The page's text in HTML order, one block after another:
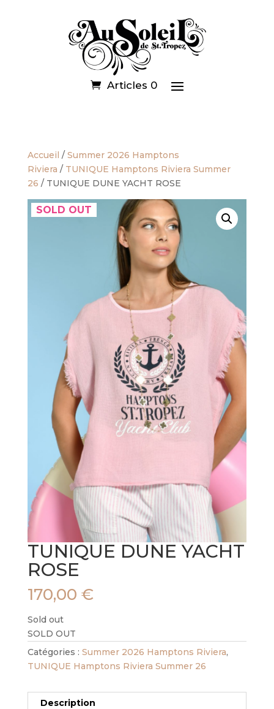
Articles 0
Accueil / Summer 2026 Hamptons
Riviera / TUNIQUE Hamptons Riviera Summer
26 / TUNIQUE DUNE YACHT ROSE
SOLD OUT
TUNIQUE DUNE YACHT
ROSE
170,00 €
Sold out
SOLD OUT
Catégories : Summer 2026 Hamptons Riviera,
TUNIQUE Hamptons Riviera Summer 26
Description